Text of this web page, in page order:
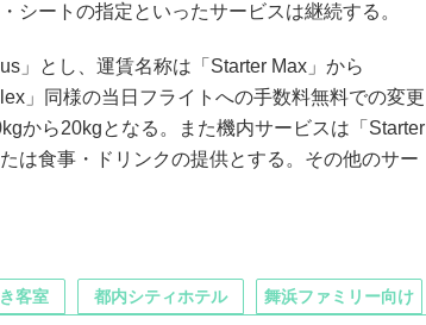
シートの指定といったサービスは継続する。
」とし、運賃名称は「Starter Max」から
」同様の当日フライトへの手数料無料での変更
から20kgとなる。また機内サービスは「Starter
は食事・ドリンクの提供とする。その他のサー
客室 都内シティホテル 舞浜ファミリー向け